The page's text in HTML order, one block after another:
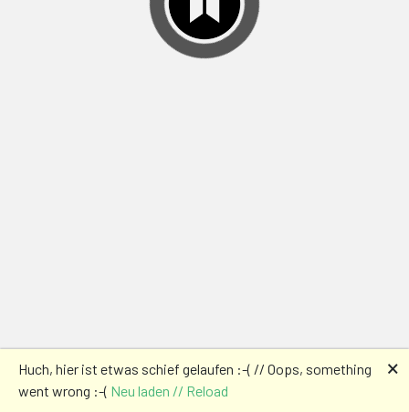
Huch, hier ist etwas schief gelaufen :-( // Oops, something
went wrong :-( Neu laden // Reload
🗙